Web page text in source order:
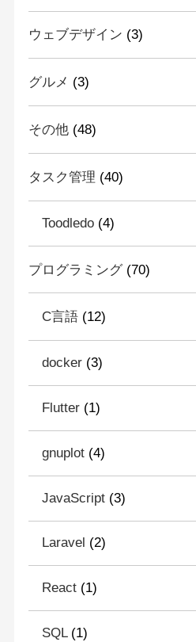
ウェブデザイン (3)
グルメ (3)
その他(48)
タスク管理 (40)
Toodledo(4)
プログラミング(70)
C言語(12)
docker(3)
Flutter(1)
gnuplot(4)
JavaScript(3)
Laravel (2)
React(1)
SQL(1)